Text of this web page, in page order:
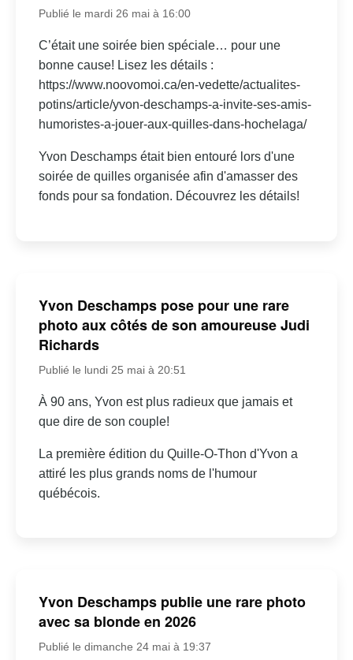
Publié le mardi 26 mai à 16:00
C’était une soirée bien spéciale… pour une
bonne cause! Lisez les détails :
https://www.noovomoi.ca/en-vedette/actualites-
potins/article/yvon-deschamps-a-invite-ses-amis-
humoristes-a-jouer-aux-quilles-dans-hochelaga/
Yvon Deschamps était bien entouré lors d'une
soirée de quilles organisée afin d'amasser des
fonds pour sa fondation. Découvrez les détails!
Yvon Deschamps pose pour une rare
photo aux côtés de son amoureuse Judi
Richards
Publié le lundi 25 mai à 20:51
À 90 ans, Yvon est plus radieux que jamais et
que dire de son couple!
La première édition du Quille-O-Thon d'Yvon a
attiré les plus grands noms de l'humour
québécois.
Yvon Deschamps publie une rare photo
avec sa blonde en 2026
Publié le dimanche 24 mai à 19:37